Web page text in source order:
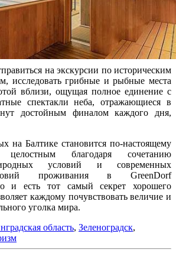
на экскурсии по историческим
исследовать грибные и рыбные места
вблизи, ощущая полное единение с
спектакли неба, отражающиеся в
достойным финалом каждого дня,
на Балтике становится по-настоящему
благодаря сочетанию
условий и современных
проживания в GreenDorf
и есть тот самый секрет хорошего
каждому почувствовать величие и
уголка мира.
область, Зеленоградск,